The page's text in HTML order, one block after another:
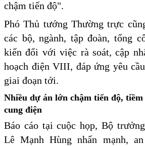
chậm tiến độ".
Phó Thủ tướng Thường trực
các bộ, ngành, tập đoàn, tổng
kiến đối với việc rà soát, cập
hoạch điện VIII, đáp ứng yêu
giai đoạn tới.
Nhiều dự án lớn chậm tiến độ,
cung điện
Báo cáo tại cuộc họp, Bộ
Lê Mạnh Hùng nhấn mạnh,